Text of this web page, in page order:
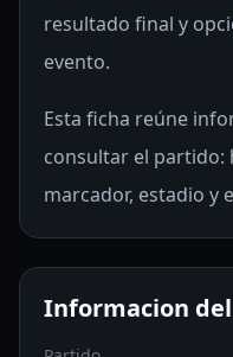
resultado final y
evento.
Esta ficha reúne
consultar el partido:
marcador, estadio y
Informacion